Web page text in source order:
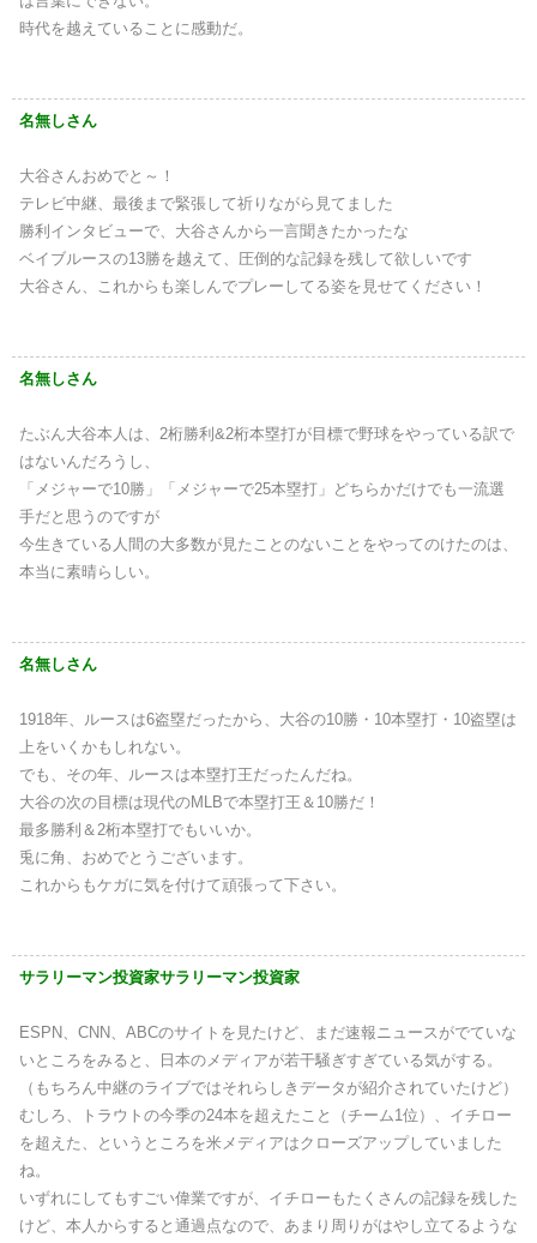
時代を越えていることに感動だ。
名無しさん
大谷さんおめでと～！
テレビ中継、最後まで緊張して祈りながら見てました
勝利インタビューで、大谷さんから一言聞きたかったな
ベイブルースの13勝を越えて、圧倒的な記録を残して欲しいです
大谷さん、これからも楽しんでプレーしてる姿を見せてください！
名無しさん
たぶん大谷本人は、2桁勝利&2桁本塁打が目標で野球をやっている訳で
はないんだろうし、
「メジャーで10勝」「メジャーで25本塁打」どちらかだけでも一流選
手だと思うのですが
今生きている人間の大多数が見たことのないことをやってのけたのは、
本当に素晴らしい。
名無しさん
1918年、ルースは6盗塁だったから、大谷の10勝・10本塁打・10盗塁は
上をいくかもしれない。
でも、その年、ルースは本塁打王だったんだね。
大谷の次の目標は現代のMLBで本塁打王＆10勝だ！
最多勝利＆2桁本塁打でもいいか。
兎に角、おめでとうございます。
これからもケガに気を付けて頑張って下さい。
サラリーマン投資家サラリーマン投資家
ESPN、CNN、ABCのサイトを見たけど、まだ速報ニュースがでていな
いところをみると、日本のメディアが若干騒ぎすぎている気がする。
（もちろん中継のライブではそれらしきデータが紹介されていたけど）
むしろ、トラウトの今季の24本を超えたこと（チーム1位）、イチロー
を超えた、というところを米メディアはクローズアップしていました
ね。
いずれにしてもすごい偉業ですが、イチローもたくさんの記録を残した
けど、本人からすると通過点なので、あまり周りがはやし立てるような